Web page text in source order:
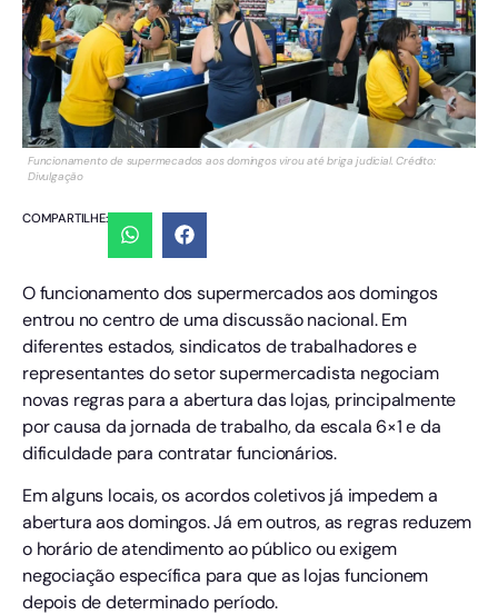
Funcionamento de supermecados aos domingos virou até briga judicial. Crédito:
Divulgação
COMPARTILHE:
O funcionamento dos supermercados aos domingos
entrou no centro de uma discussão nacional. Em
diferentes estados, sindicatos de trabalhadores e
representantes do setor supermercadista negociam
novas regras para a abertura das lojas, principalmente
por causa da jornada de trabalho, da escala 6×1 e da
dificuldade para contratar funcionários.
Em alguns locais, os acordos coletivos já impedem a
abertura aos domingos. Já em outros, as regras reduzem
o horário de atendimento ao público ou exigem
negociação específica para que as lojas funcionem
depois de determinado período.